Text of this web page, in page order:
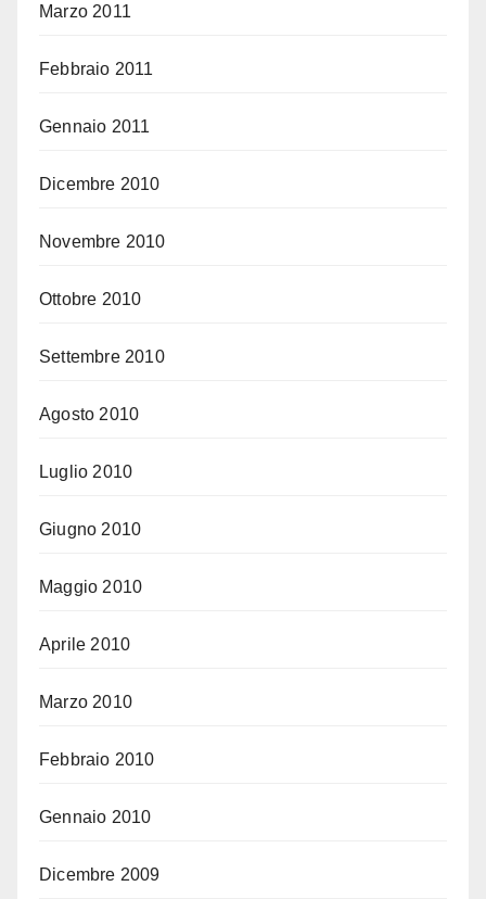
Marzo 2011
Febbraio 2011
Gennaio 2011
Dicembre 2010
Novembre 2010
Ottobre 2010
Settembre 2010
Agosto 2010
Luglio 2010
Giugno 2010
Maggio 2010
Aprile 2010
Marzo 2010
Febbraio 2010
Gennaio 2010
Dicembre 2009